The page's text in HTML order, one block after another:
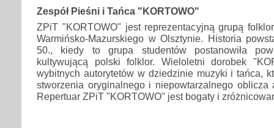
Zespół Pieśni i Tańca "KORTOWO"
ZPiT "KORTOWO" jest reprezentacyjną grupą
Warmińsko-Mazurskiego w Olsztynie. Historia
50., kiedy to grupa studentów postanowiła
kultywującą polski folklor. Wieloletni dorobek
wybitnych autorytetów w dziedzinie muzyki i tańca,
stworzenia oryginalnego i niepowtarzalnego oblicza
Repertuar ZPiT "KORTOWO" jest bogaty i